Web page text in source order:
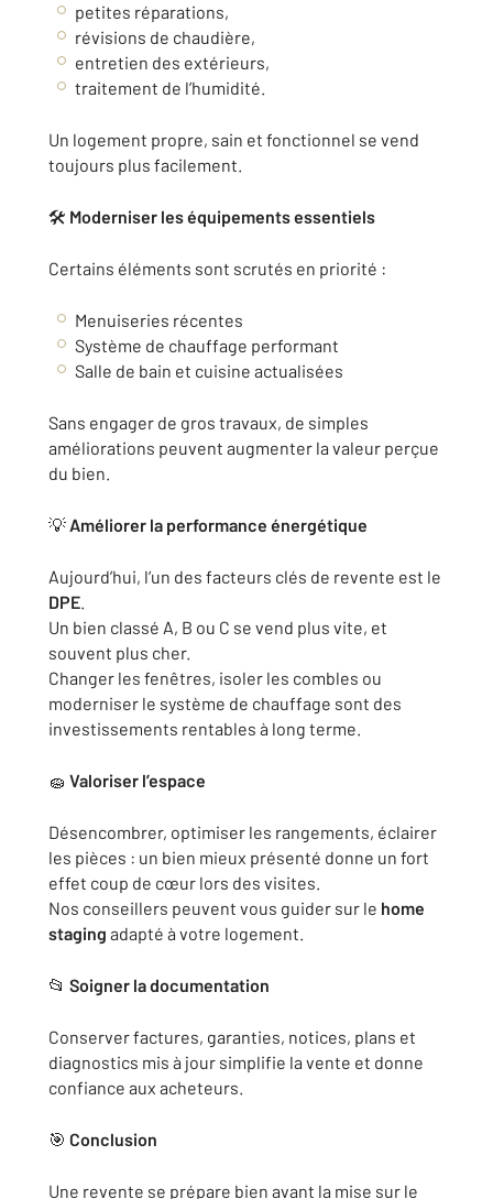
petites réparations,
révisions de chaudière,
entretien des extérieurs,
traitement de l’humidité.
Un logement propre, sain et fonctionnel se vend
toujours plus facilement.
🛠️ Moderniser les équipements essentiels
Certains éléments sont scrutés en priorité :
Menuiseries récentes
Système de chauffage performant
Salle de bain et cuisine actualisées
Sans engager de gros travaux, de simples
améliorations peuvent augmenter la valeur perçue
du bien.
💡 Améliorer la performance énergétique
Aujourd’hui, l’un des facteurs clés de revente est le
DPE.
Un bien classé A, B ou C se vend plus vite, et
souvent plus cher.
Changer les fenêtres, isoler les combles ou
moderniser le système de chauffage sont des
investissements rentables à long terme.
🧽 Valoriser l’espace
Désencombrer, optimiser les rangements, éclairer
les pièces : un bien mieux présenté donne un fort
effet coup de cœur lors des visites.
Nos conseillers peuvent vous guider sur le home
staging adapté à votre logement.
📂 Soigner la documentation
Conserver factures, garanties, notices, plans et
diagnostics mis à jour simplifie la vente et donne
confiance aux acheteurs.
🎯 Conclusion
Une revente se prépare bien avant la mise sur le